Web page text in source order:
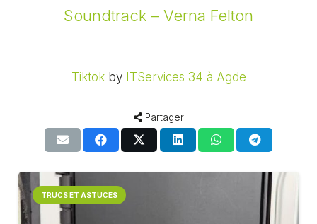
Soundtrack – Verna Felton
Tiktok by ITServices 34 à Agde
Partager
TRUCS ET ASTUCES